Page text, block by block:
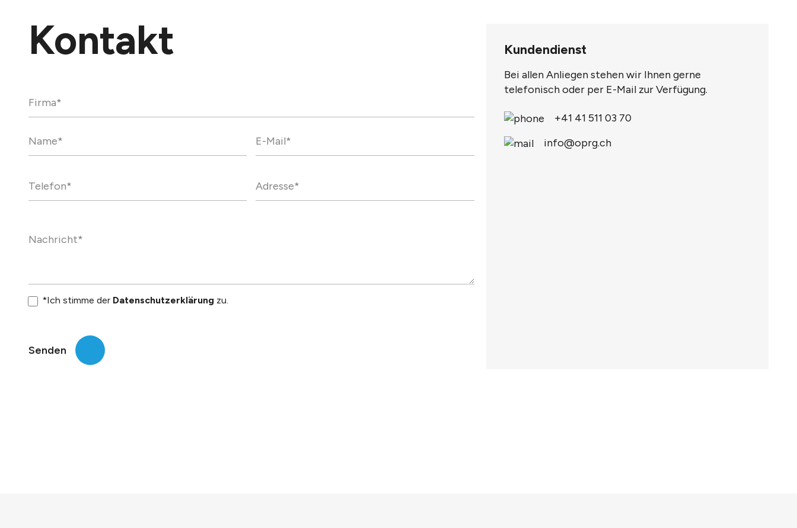
Kontakt
*Ich stimme der Datenschutzerklärung zu.
Senden
Kundendienst
Bei allen Anliegen stehen wir Ihnen gerne
telefonisch oder per E-Mail zur Verfügung.
+41 41 511 03 70
info@oprg.ch